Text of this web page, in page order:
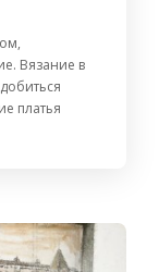
Вязание в
платья